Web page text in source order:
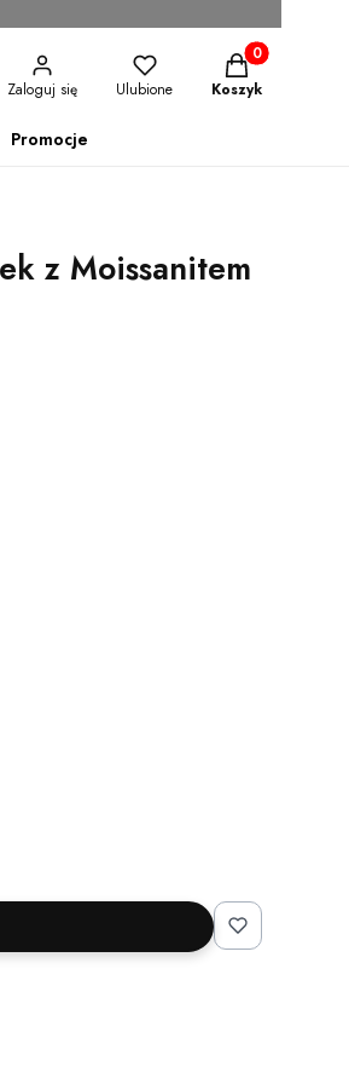
Zaloguj się Ulubione
Produkty w
Koszyk
Promocje
z Moissanitem